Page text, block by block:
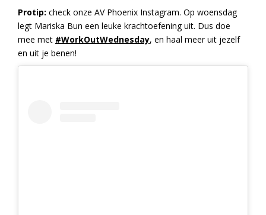
Protip: check onze AV Phoenix Instagram. Op woensdag
legt Mariska Bun een leuke krachtoefening uit. Dus doe
mee met #WorkOutWednesday, en haal meer uit jezelf
en uit je benen!